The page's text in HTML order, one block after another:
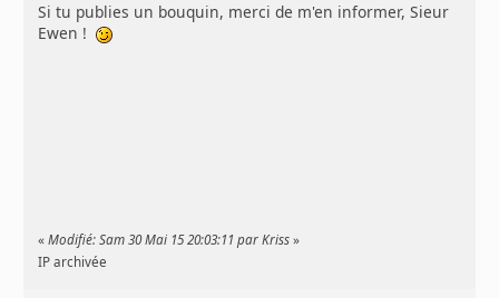
Si tu publies un bouquin, merci de m'en informer, Sieur
Ewen !
«Modifié: Sam 30 Mai 15 20:03:11 par Kriss »
IP archivée